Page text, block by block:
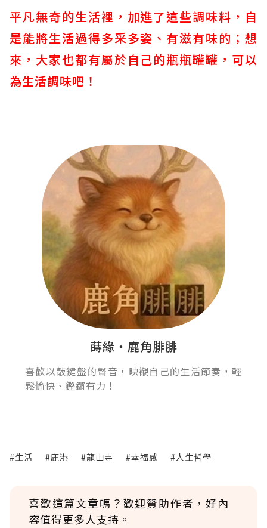
平凡無奇的生活裡，加進了這些調味料，自
是能將生活過得多采多姿、有滋有味的；想
來，大家也都有屬於自己的瓶瓶罐罐，可以
為生活調味吧！
蒔緣‧鹿角腓腓
喜歡以敲鍵盤的聲音，映襯自己的生活節奏，輕
鬆愉快、鏗鏘有力！
#生活 #鹿港 #龍山寺 #幸福感 #人生哲學
喜歡這篇文章嗎？歡迎贊助作者，好內
容值得更多人支持。